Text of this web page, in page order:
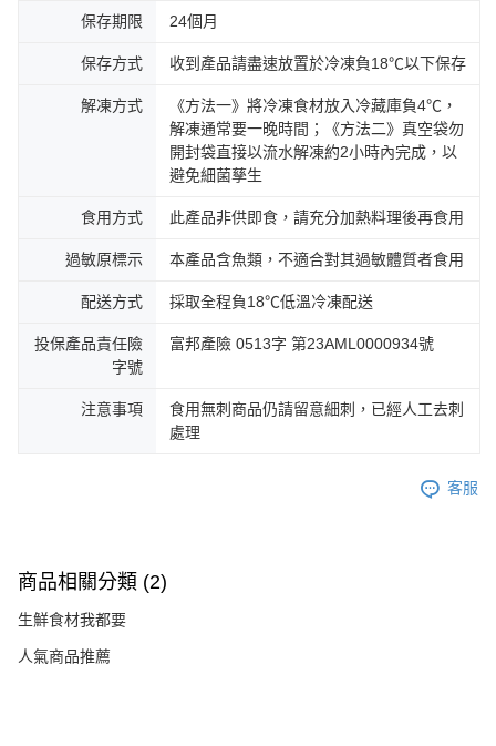
保存期限 24個月
保存方式 收到產品請盡速放置於冷凍負18℃以下保存
解凍方式
《方法一》將冷凍食材放入冷藏庫負4℃，
解凍通常要一晚時間；《方法二》真空袋勿
開封袋直接以流水解凍約2小時內完成，以
避免細菌孳生
食用方式 此產品非供即食，請充分加熱料理後再食用
過敏原標示 本產品含魚類，不適合對其過敏體質者食用
配送方式 採取全程負18℃低溫冷凍配送
投保產品責任險
字號
富邦產險 0513字 第23AML0000934號
注意事項
食用無刺商品仍請留意細刺，已經人工去刺
處理
客服
商品相關分類 (2)
生鮮食材我都要
人氣商品推薦